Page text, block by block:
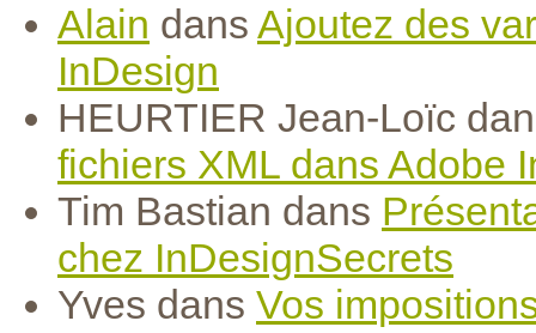
Alain dans Ajoutez des
InDesign
HEURTIER Jean-Loïc
fichiers XML dans Adobe
Tim Bastian dans
chez InDesignSecrets
Yves dans Vos